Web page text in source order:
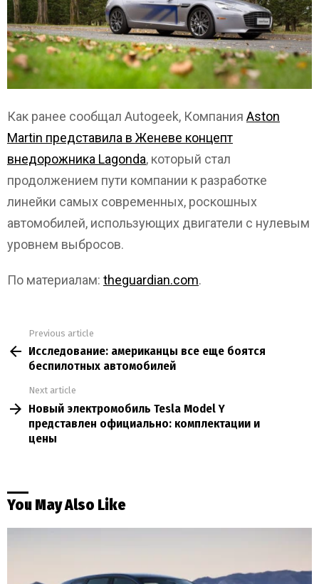
Как ранее сообщал Autogeek, Компания Aston
Martin представила в Женеве концепт
внедорожника Lagonda, который стал
продолжением пути компании к разработке
линейки самых современных, роскошных
автомобилей, использующих двигатели с нулевым
уровнем выбросов.
По материалам: theguardian.com.
more
Previous article
Исследование: американцы все еще боятся
беспилотных автомобилей
Next article
Новый электромобиль Tesla Model Y
представлен официально: комплектации и
цены
You May Also Like